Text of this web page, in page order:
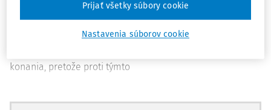
nesprávne uplatnila ustanovenia o amnestii na osobu
odsúdenú za znásilnenie. V druhom konaní senát rozhodol,
že sťažovateľka prekročila svoje sudcovské právomoci,
konania, pretože proti týmto
Nastavenia súborov cookie
Prijať všetky súbory cookie